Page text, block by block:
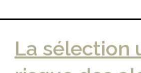
La sélection